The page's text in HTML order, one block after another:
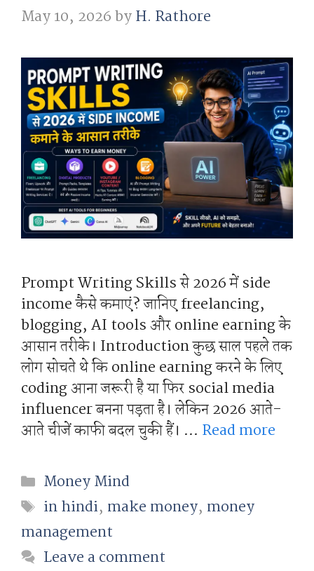
May 10, 2026byH. Rathore
Prompt Writing Skills से 2026 में side
income कैसे कमाएं? जानिए freelancing,
blogging, AI tools और online earning के
आसान तरीके। Introduction कुछ साल पहले तक
लोग सोचते थे कि online earning करने के लिए
coding आना जरूरी है या फिर social media
influencer बनना पड़ता है। लेकिन 2026 आते-
आते चीजें काफी बदल चुकी हैं। … Read more
Categories
Money Mind
Tags
in hindi, make money, money
management
Leave a comment